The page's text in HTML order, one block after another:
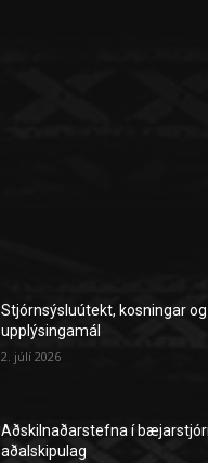
Stjórnsýsluútekt, kosningar og
upplýsingamál
2. júlí 2026
Aðskilnaðarstefna í
aðalskipulag